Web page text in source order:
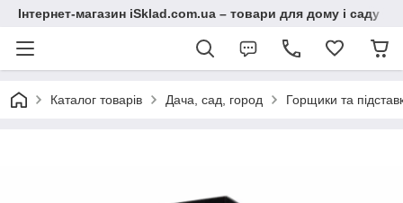
Інтернет-магазин iSklad.com.ua – товари для дому і саду
Каталог товарів Дача, сад, город Горщики та